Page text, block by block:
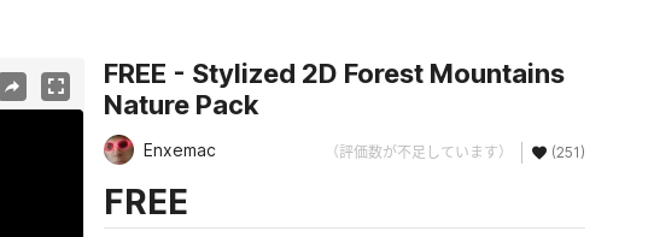
FREE - Stylized 2D Forest Mountains
Nature Pack
Enxemac （評価数が不足しています） (251)
FREE